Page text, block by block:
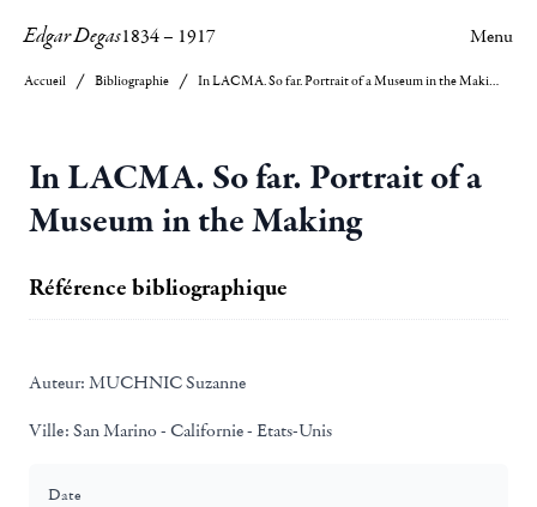
Edgar Degas1834– 1917 Menu
Accueil Bibliographie In LACMA. So far. Portrait of a Museum in the Making
In LACMA. So far. Portrait of a
Museum in the Making
Référence bibliographique
Auteur: MUCHNIC Suzanne
Ville: San Marino - Californie - Etats-Unis
Date